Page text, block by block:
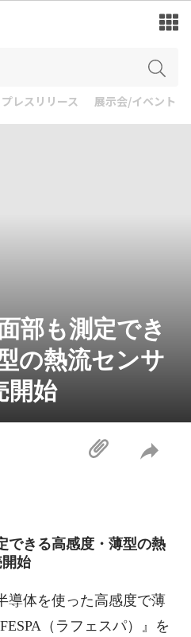
プレスリリース 展示会/イベント
部も測定でき
の熱流センサ
開始
できる高感度・薄型の熱
始
導体を使った高感度で薄
（ラフェスパ）』を